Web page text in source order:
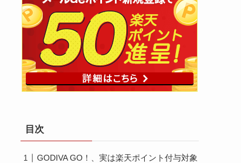
目次
GODIVA GO！、実は楽天ポイント付与対象